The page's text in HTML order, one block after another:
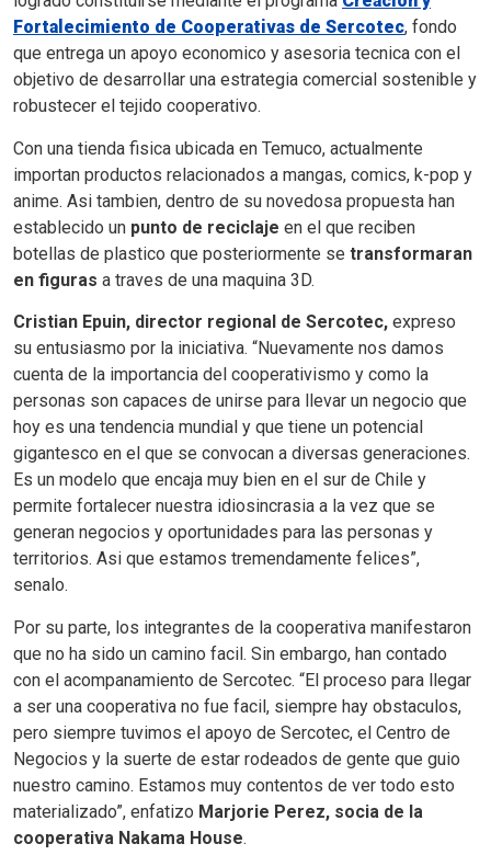
Fortalecimiento de Cooperativas de Sercotec, fondo
que entrega un apoyo economico y asesoria tecnica con el
objetivo de desarrollar una estrategia comercial sostenible y
robustecer el tejido cooperativo.
Con una tienda fisica ubicada en Temuco, actualmente
importan productos relacionados a mangas, comics, k-pop y
anime. Asi tambien, dentro de su novedosa propuesta han
establecido un punto de reciclaje en el que reciben
botellas de plastico que posteriormente se transformaran
en figuras a traves de una maquina 3D.
Cristian Epuin, director regional de Sercotec, expreso
su entusiasmo por la iniciativa. “Nuevamente nos damos
cuenta de la importancia del cooperativismo y como la
personas son capaces de unirse para llevar un negocio que
hoy es una tendencia mundial y que tiene un potencial
gigantesco en el que se convocan a diversas generaciones.
Es un modelo que encaja muy bien en el sur de Chile y
permite fortalecer nuestra idiosincrasia a la vez que se
generan negocios y oportunidades para las personas y
territorios. Asi que estamos tremendamente felices”,
senalo.
Por su parte, los integrantes de la cooperativa manifestaron
que no ha sido un camino facil. Sin embargo, han contado
con el acompanamiento de Sercotec. “El proceso para llegar
a ser una cooperativa no fue facil, siempre hay obstaculos,
pero siempre tuvimos el apoyo de Sercotec, el Centro de
Negocios y la suerte de estar rodeados de gente que guio
nuestro camino. Estamos muy contentos de ver todo esto
materializado”, enfatizo Marjorie Perez, socia de la
cooperativa Nakama House.